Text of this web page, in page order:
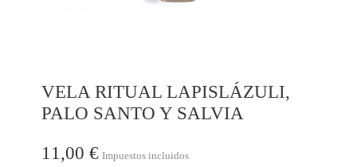
VELA RITUAL LAPISLÁZULI,
PALO SANTO Y SALVIA
11,00 € Impuestos incluidos